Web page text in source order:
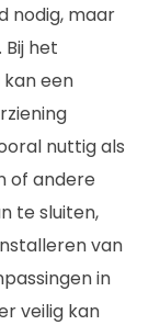
nodig, maar
het
een
nuttig als
of andere
te sluiten,
van
in
veilig kan